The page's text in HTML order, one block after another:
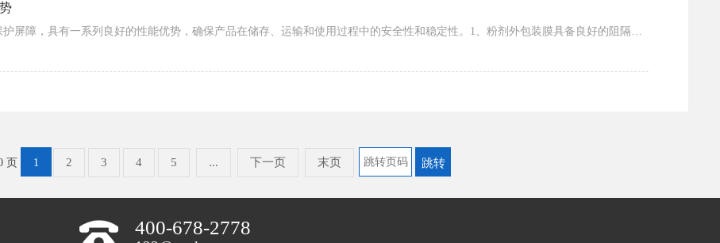
粉剂外包装膜作为粉剂产品的保护屏障，具有一系列良好的性能优势，确保产品在储存、运输和使用过程中的安全性和稳定性。1、粉剂外包装膜具备良好的阻隔性能。它能够有效地阻挡氧气、水分、油脂...
页 1 2 3 4 5 ... 下一页 末页
400-678-2778